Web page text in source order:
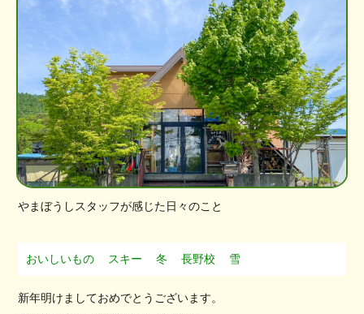
やまぼうしスタッフが感じた日々のこと
おいしいもの スキー 冬 長野校 雪
新年明けましておめでとうございます。